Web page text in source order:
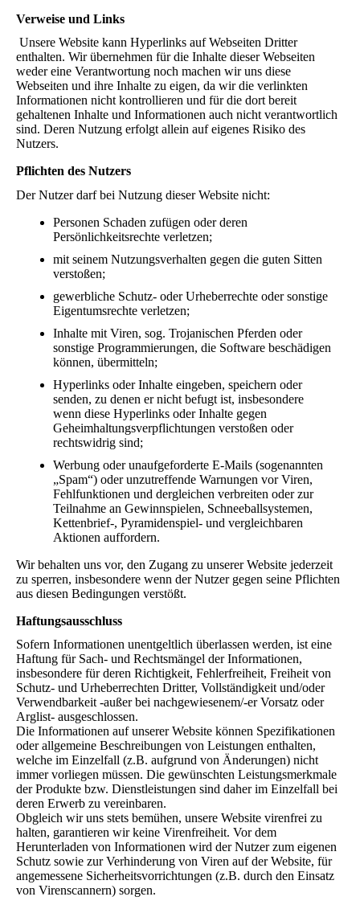
Verweise und Links
Unsere Website kann Hyperlinks auf Webseiten Dritter
enthalten. Wir übernehmen für die Inhalte dieser Webseiten
weder eine Verantwortung noch machen wir uns diese
Webseiten und ihre Inhalte zu eigen, da wir die verlinkten
Informationen nicht kontrollieren und für die dort bereit
gehaltenen Inhalte und Informationen auch nicht verantwortlich
sind. Deren Nutzung erfolgt allein auf eigenes Risiko des
Nutzers.
Pflichten des Nutzers
Der Nutzer darf bei Nutzung dieser Website nicht:
Personen Schaden zufügen oder deren
Persönlichkeitsrechte verletzen;
mit seinem Nutzungsverhalten gegen die guten Sitten
verstoßen;
gewerbliche Schutz- oder Urheberrechte oder sonstige
Eigentumsrechte verletzen;
Inhalte mit Viren, sog. Trojanischen Pferden oder
sonstige Programmierungen, die Software beschädigen
können, übermitteln;
Hyperlinks oder Inhalte eingeben, speichern oder
senden, zu denen er nicht befugt ist, insbesondere
wenn diese Hyperlinks oder Inhalte gegen
Geheimhaltungsverpflichtungen verstoßen oder
rechtswidrig sind;
Werbung oder unaufgeforderte E-Mails (sogenannten
„Spam“) oder unzutreffende Warnungen vor Viren,
Fehlfunktionen und dergleichen verbreiten oder zur
Teilnahme an Gewinnspielen, Schneeballsystemen,
Kettenbrief-, Pyramidenspiel- und vergleichbaren
Aktionen auffordern.
Wir behalten uns vor, den Zugang zu unserer Website jederzeit
zu sperren, insbesondere wenn der Nutzer gegen seine Pflichten
aus diesen Bedingungen verstößt.
Haftungsausschluss
Sofern Informationen unentgeltlich überlassen werden, ist eine
Haftung für Sach- und Rechtsmängel der Informationen,
insbesondere für deren Richtigkeit, Fehlerfreiheit, Freiheit von
Schutz- und Urheberrechten Dritter, Vollständigkeit und/oder
Verwendbarkeit -außer bei nachgewiesenem/-er Vorsatz oder
Arglist- ausgeschlossen.
Die Informationen auf unserer Website können Spezifikationen
oder allgemeine Beschreibungen von Leistungen enthalten,
welche im Einzelfall (z.B. aufgrund von Änderungen) nicht
immer vorliegen müssen. Die gewünschten Leistungsmerkmale
der Produkte bzw. Dienstleistungen sind daher im Einzelfall bei
deren Erwerb zu vereinbaren.
Obgleich wir uns stets bemühen, unsere Website virenfrei zu
halten, garantieren wir keine Virenfreiheit. Vor dem
Herunterladen von Informationen wird der Nutzer zum eigenen
Schutz sowie zur Verhinderung von Viren auf der Website, für
angemessene Sicherheitsvorrichtungen (z.B. durch den Einsatz
von Virenscannern) sorgen.